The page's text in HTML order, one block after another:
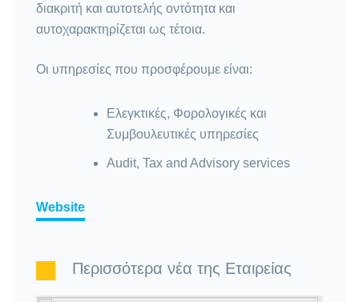
διακριτή και αυτοτελής οντότητα και
αυτοχαρακτηρίζεται ως τέτοια.
Οι υπηρεσίες που προσφέρουμε είναι:
Ελεγκτικές, Φορολογικές και
Συμβουλευτικές υπηρεσίες
Audit, Tax and Advisory services
Website
Περισσότερα νέα της Εταιρείας